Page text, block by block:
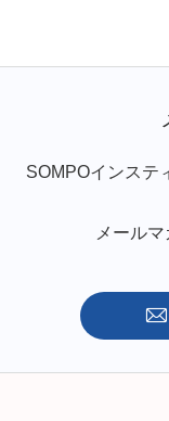
SOMPOインステ
メール